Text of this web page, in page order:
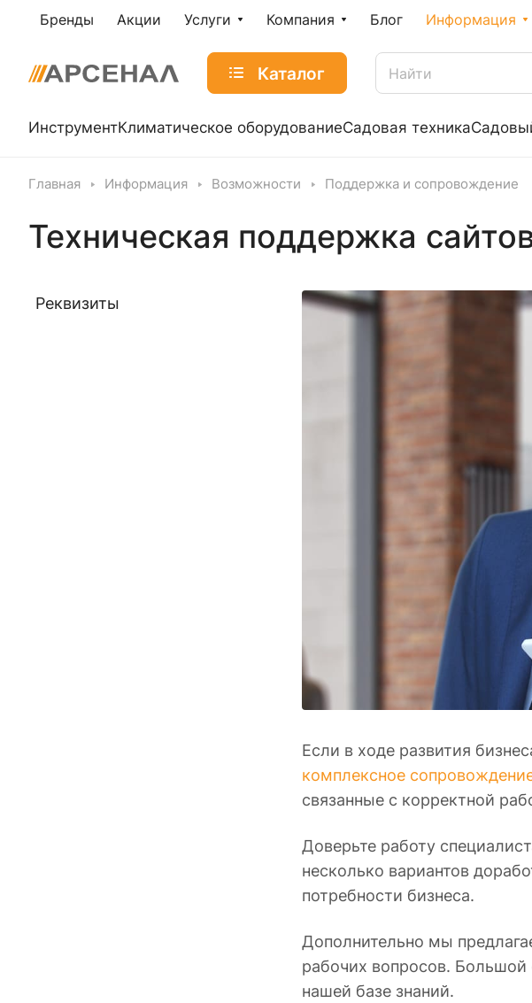
Бренды Акции Услуги Компания Блог Информация
Каталог
ИнструментКлиматическое оборудованиеСадовая техника
Главная Информация Возможности Поддержка и сопровождение
Техническая поддержка
Если в ходе развития
комплексное
связанные с корректной
Доверьте работу
несколько вариантов
потребности бизнеса.
Дополнительно мы
рабочих вопросов.
нашей базе знаний.
Реквизиты